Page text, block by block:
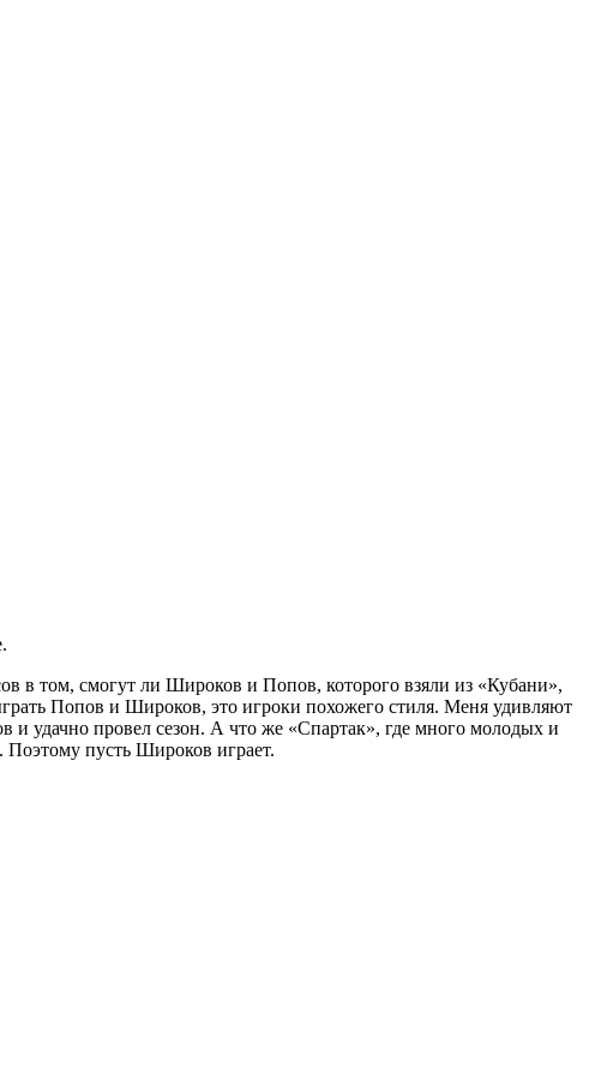
в том, смогут ли Широков и Попов, которого взяли из «Кубани»,
Попов и Широков, это игроки похожего стиля. Меня удивляют
удачно провел сезон. А что же «Спартак», где много молодых и
Поэтому пусть Широков играет.